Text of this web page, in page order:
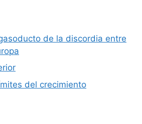
de la discordia entre
del crecimiento